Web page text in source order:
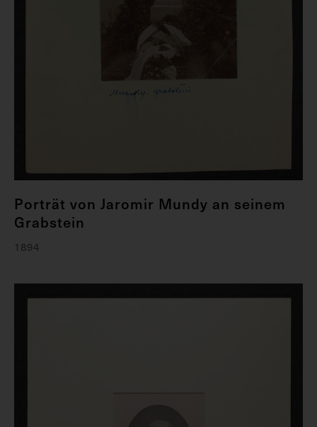
Porträt von Jaromir Mundy an seinem
Grabstein
1894